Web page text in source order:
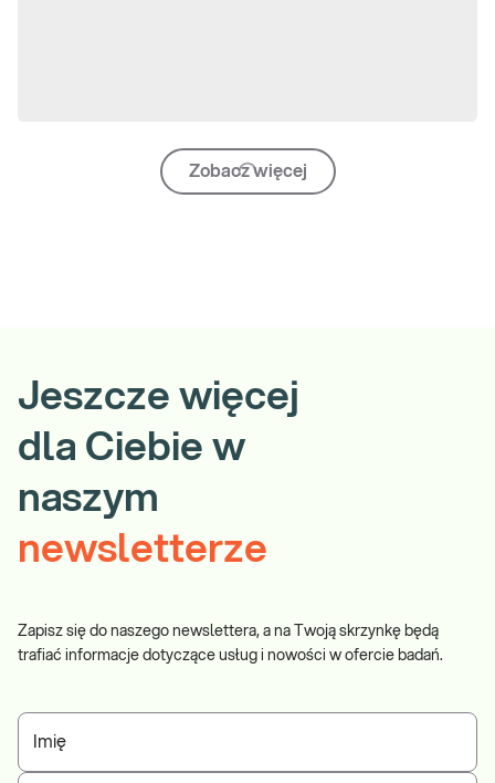
Zobacz więcej
Jeszcze więcej
dla Ciebie w
naszym
newsletterze
Zapisz się do naszego newslettera, a na Twoją skrzynkę będą
trafiać informacje dotyczące usług i nowości w ofercie badań.
Imię